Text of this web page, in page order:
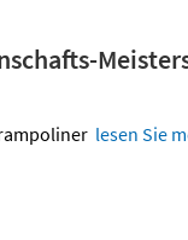
lesen Sie